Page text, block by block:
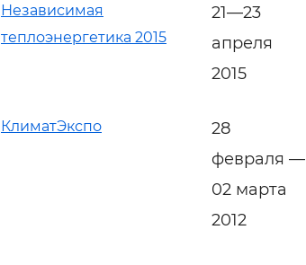
Независимая
теплоэнергетика 2015
21—23
апреля
2015
КлиматЭкспо
28
февраля —
02 марта
2012